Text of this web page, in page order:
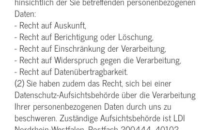
Daten:
- Recht auf Auskunft,
- Recht auf Berichtigung oder Löschung,
- Recht auf Einschränkung der Verarbeitung,
- Recht auf Widerspruch gegen die Verarbeitung,
- Recht auf Datenübertragbarkeit.
(2) Sie haben zudem das Recht, sich bei einer
Datenschutz-Aufsichtsbehörde über die Verarbeitung
Ihrer personenbezogenen Daten durch uns zu
beschweren. Zuständige Aufsichtsbehörde ist LDI